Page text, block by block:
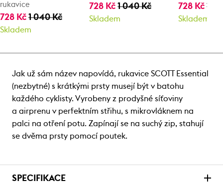
rukavice
728 Kč 1 040 Kč
Skladem
728 Kč1 040 Kč
Skladem
728 Kč1
Skladem
Jak už sám název napovídá, rukavice SCOTT Essential
(nezbytné) s krátkými prsty musejí být v batohu
každého cyklisty. Vyrobeny z prodyšné síťoviny
a airprenu v perfektním střihu, s mikrovláknem na
palci na otření potu. Zapínají se na suchý zip, stahují
se dvěma prsty pomocí poutek.
SPECIFIKACE